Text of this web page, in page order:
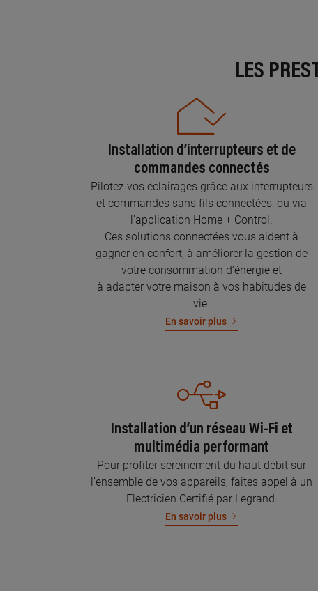
LES
Installation d’interrupteurs et de
commandes connectés
Pilotez vos éclairages grâce aux interrupteurs
et commandes sans fils connectées, ou via
l'application Home + Control.
Ces solutions connectées vous aident à
gagner en confort, à améliorer la gestion de
votre consommation d’énergie et
à adapter votre maison à vos habitudes de
vie.
En savoir plus
Installation d’un réseau Wi-Fi et
multimédia performant
Pour profiter sereinement du haut débit sur
l’ensemble de vos appareils, faites appel à un
Electricien Certifié par Legrand.
En savoir plus